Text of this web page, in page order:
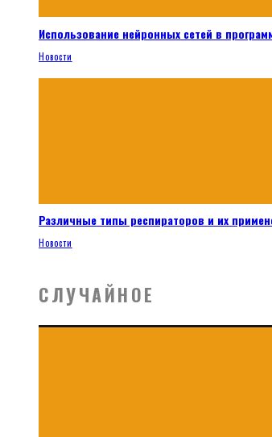
Использование нейронных сетей в
Новости
Различные типы респираторов и их
Новости
СЛУЧАЙНОЕ